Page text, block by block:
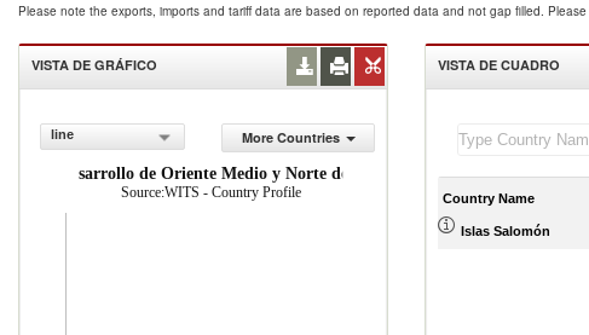
Please note the exports, imports and tariff data are based on reported data and not gap filled.
VISTA DE GRÁFICO
line
More Countries
Mercader as importadas desde econom as en desarrollo de Oriente Medio y Norte de
Source:WITS - Country Profile
VISTA DE CUADRO
Country Name
Islas Salomón